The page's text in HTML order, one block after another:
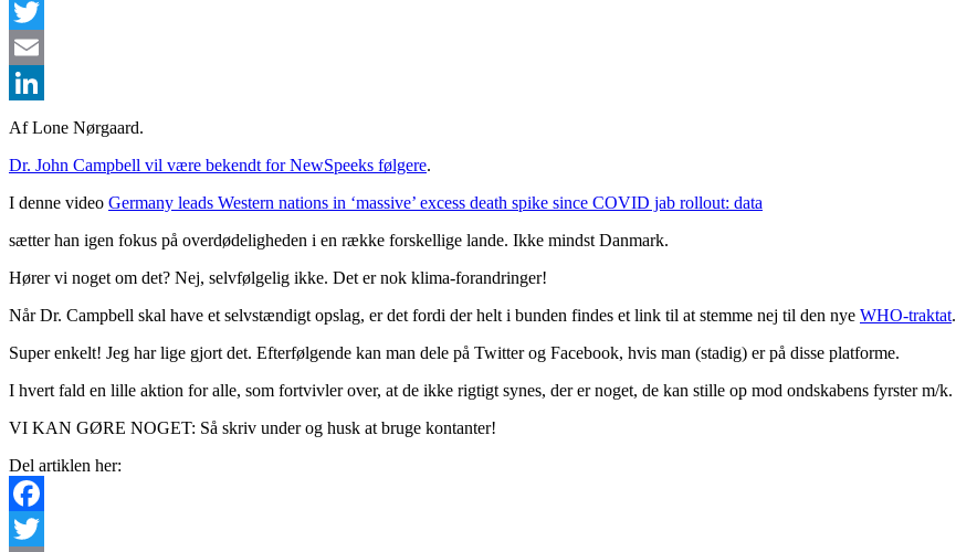
Facebook
Twitter
Email
LinkedIn
Af Lone Nørgaard.
Dr. John Campbell vil være bekendt for NewSpeeks følgere.
I denne video Germany leads Western nations in ‘massive’ excess death spike since COVID jab rollout: data
sætter han igen fokus på overdødeligheden i en række forskellige lande. Ikke mindst Danmark.
Hører vi noget om det? Nej, selvfølgelig ikke. Det er nok klima-forandringer!
Når Dr. Campbell skal have et selvstændigt opslag, er det fordi der helt i bunden findes et link til at stemme nej til den nye WHO-traktat.
Super enkelt! Jeg har lige gjort det. Efterfølgende kan man dele på Twitter og Facebook, hvis man (stadig) er på disse platforme.
I hvert fald en lille aktion for alle, som fortvivler over, at de ikke rigtigt synes, der er noget, de kan stille op mod ondskabens fyrster m/k.
VI KAN GØRE NOGET: Så skriv under og husk at bruge kontanter!
Del artiklen her:
Facebook